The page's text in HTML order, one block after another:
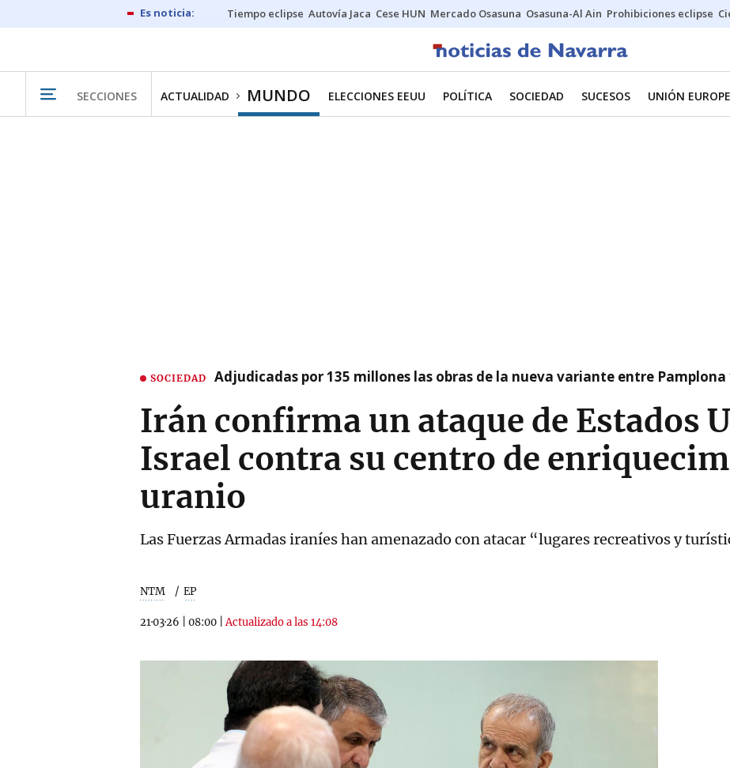
Tiempo eclipse Autovía Jaca Cese HUN Mercado Osasuna Osasuna-Al Ain Prohibiciones eclipse
SECCIONES ACTUALIDAD MUNDO ELECCIONES EEUU POLÍTICA SOCIEDAD SUCESOS UNIÓN
SOCIEDAD Adjudicadas por 135 millones las obras de la nueva variante entre Pamplona
Irán confirma un ataque de Estados
Israel contra su centro de
uranio
Las Fuerzas Armadas iraníes han amenazado con atacar “lugares recreativos y
NTM EP
21·03·26 08:00 |Actualizado a las 14:08